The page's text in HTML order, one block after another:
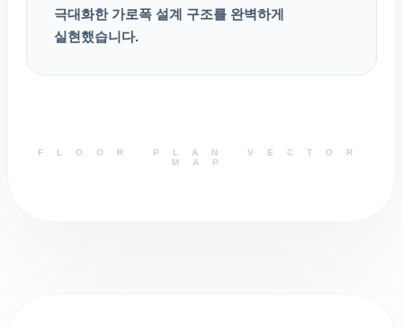
극대화한 가로폭 설계 구조를 완벽하게
실현했습니다.
FLOOR PLAN VECTOR
MAP